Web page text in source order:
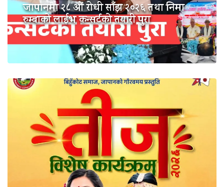
जापानमा २८ औं रोधी साँझ २०२६ तथा निमा
रुम्बाको लाईभ कन्सर्टको तयारी पुरा